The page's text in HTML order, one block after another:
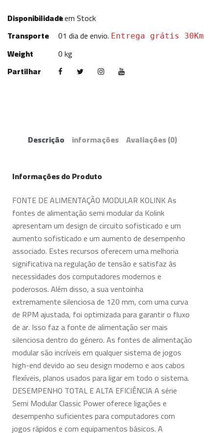
Disponibilidade
1em Stock
Transporte
01 dia de envio. Entrega grátis 30Km
Weight
0 kg
Partilhar
Descrição informações Avaliações(0)
Informações do Produto
FONTE DE ALIMENTAÇÃO MODULAR KOLINK As
fontes de alimentação semi modular da Kolink
apresentam um design de circuito sofisticado e um
aumento sofisticado e um aumento de desempenho
associado. Estes recursos oferecem uma melhoria
significativa na regulação de tensão e satisfaz às
necessidades dos computadores modernos e
poderosos. Além disso, a sua ventoinha
extremamente silenciosa de 120 mm, com uma curva
de RPM ajustada, foi optimizada para garantir o fluxo
de ar. Isso faz a fonte de alimentação ser mais
silenciosa dentro do género. As fontes de alimentação
modular são incríveis em qualquer sistema de jogos
high-end devido ao seu design moderno e aos cabos
flexíveis, planos usados para ligar em todo o sistema.
DESEMPENHO TOTAL E ALTA EFICIÊNCIA A série
Semi Modular Classic Power oferece ligações e
desempenho suficientes para computadores com
jogos rápidos e com equipamentos básicos. A